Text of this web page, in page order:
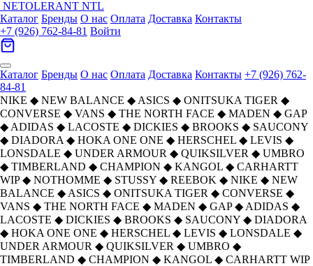
NETOLERANT NTL
Каталог Бренды О нас Оплата Доставка Контакты
+7 (926) 762-84-81 Войти
Каталог Бренды О нас Оплата Доставка Контакты +7 (926) 762-
84-81
NIKE ◆ NEW BALANCE ◆ ASICS ◆ ONITSUKA TIGER ◆
CONVERSE ◆ VANS ◆ THE NORTH FACE ◆ MADEN ◆ GAP
◆ ADIDAS ◆ LACOSTE ◆ DICKIES ◆ BROOKS ◆ SAUCONY
◆ DIADORA ◆ HOKA ONE ONE ◆ HERSCHEL ◆ LEVIS ◆
LONSDALE ◆ UNDER ARMOUR ◆ QUIKSILVER ◆ UMBRO
◆ TIMBERLAND ◆ CHAMPION ◆ KANGOL ◆ CARHARTT
WIP ◆ NOTHOMME ◆ STUSSY ◆ REEBOK ◆ NIKE ◆ NEW
BALANCE ◆ ASICS ◆ ONITSUKA TIGER ◆ CONVERSE ◆
VANS ◆ THE NORTH FACE ◆ MADEN ◆ GAP ◆ ADIDAS ◆
LACOSTE ◆ DICKIES ◆ BROOKS ◆ SAUCONY ◆ DIADORA
◆ HOKA ONE ONE ◆ HERSCHEL ◆ LEVIS ◆ LONSDALE ◆
UNDER ARMOUR ◆ QUIKSILVER ◆ UMBRO ◆
TIMBERLAND ◆ CHAMPION ◆ KANGOL ◆ CARHARTT WIP